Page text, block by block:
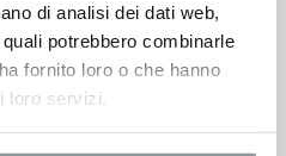
di analisi dei dati web,
potrebbero combinarle
fornito loro o che hanno
loro servizi.